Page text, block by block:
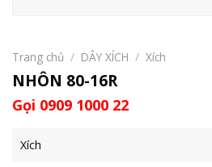
Trang chủ / DÂY XÍCH / Xích
NHÔN 80-16R
Gọi 0909 1000 22
Xích